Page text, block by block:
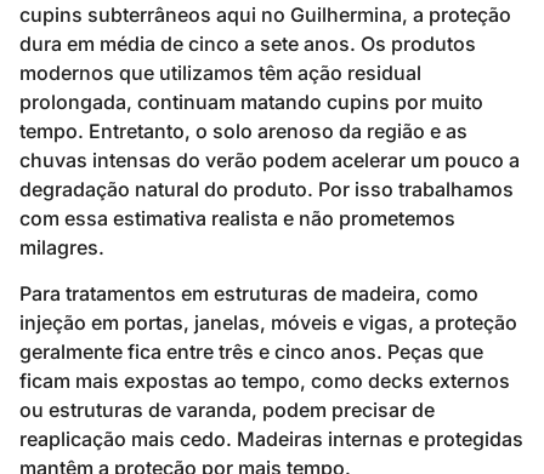
cupins subterrâneos aqui no Guilhermina, a proteção
dura em média de cinco a sete anos. Os produtos
modernos que utilizamos têm ação residual
prolongada, continuam matando cupins por muito
tempo. Entretanto, o solo arenoso da região e as
chuvas intensas do verão podem acelerar um pouco a
degradação natural do produto. Por isso trabalhamos
com essa estimativa realista e não prometemos
milagres.
Para tratamentos em estruturas de madeira, como
injeção em portas, janelas, móveis e vigas, a proteção
geralmente fica entre três e cinco anos. Peças que
ficam mais expostas ao tempo, como decks externos
ou estruturas de varanda, podem precisar de
reaplicação mais cedo. Madeiras internas e protegidas
mantêm a proteção por mais tempo.